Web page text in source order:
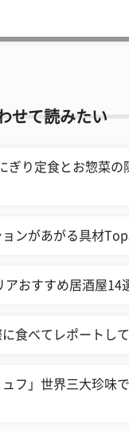
せて読みたい
ぎり定食とお惣菜
ンがあがる具材
アおすすめ居酒屋14
食べてレポートし
フ」世界三大珍味